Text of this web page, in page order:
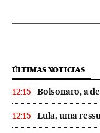
ÚLTIMAS NOTICIAS
12:15 Bolsonaro, a
12:15 Lula, uma